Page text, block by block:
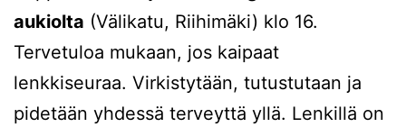
aukiolta (Välikatu, Riihimäki) klo 16.
Tervetuloa mukaan, jos kaipaat
lenkkiseuraa. Virkistytään, tutustutaan ja
pidetään yhdessä terveyttä yllä. Lenkillä on